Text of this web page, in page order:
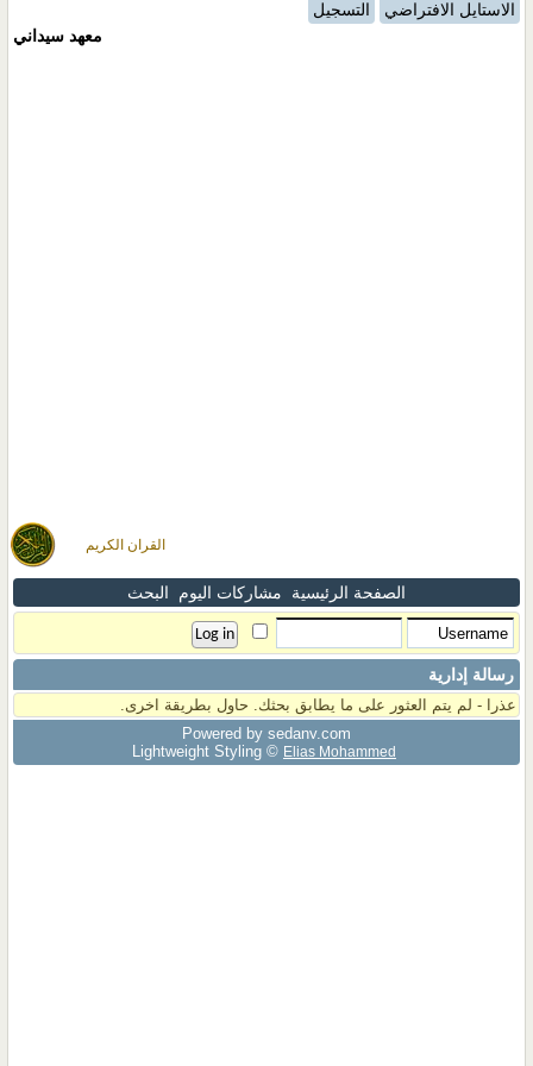
القران الكريم
الاستايل الافتراضي
التسجيل
معهد سيداني
الصفحة الرئيسية مشاركات اليوم البحث
رسالة إدارية
عذرا - لم يتم العثور على ما يطابق بحثك. حاول بطريقة اخرى.
Powered by sedany.com
Lightweight Styling © Elias Mohammed